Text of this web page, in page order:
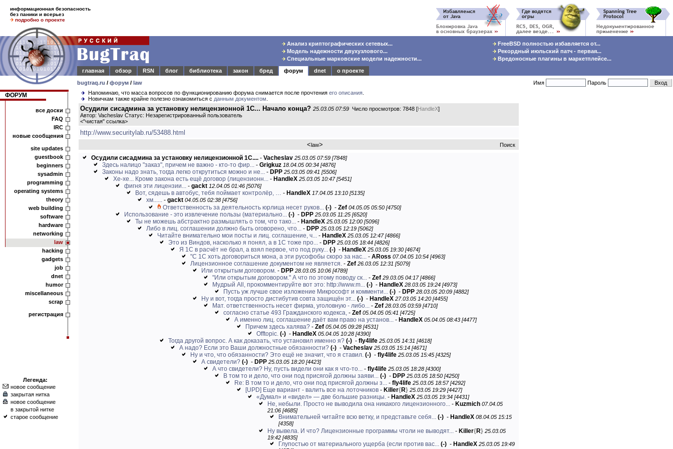
информационная безопасность
без паники и всерьез
подробно о проекте
Анализ криптографических сетевых...
Модель надежности двухузлового...
Специальные марковские модели надежности...
FreeBSD полностью избавляется от...
Рекордный июльский патч - первая...
Вредоносные плагины в маркетплейсе...
главная
обзор RSN блог библиотека закон бред форум dnet
о проекте
bugtraq.ru / форум / law Имя Пароль
ФОРУМ
все доски
FAQ
IRC
новые сообщения
site updates
guestbook
beginners
sysadmin
programming
operating systems
theory
web building
software
hardware
networking
law
hacking
gadgets
job
dnet
humor
miscellaneous
scrap
регистрация
Легенда:
новое сообщение
закрытая нитка
новое сообщение
в закрытой нитке
старое сообщение
Напоминаю, что масса вопросов по функционированию форума снимается после прочтения его описания
Новичкам также крайне полезно ознакомиться с данным документом
Осудили сисадмина за установку нелицензионной 1С... Начало конца? 25.03.05 07:59 Число просмотров: 7848 [HandleX]
Автор: Vacheslav Статус: Незарегистрированный пользователь
<"чистая" ссылка>
http://www.securitylab.ru/53488.html
<law> Поиск
Осудили сисадмина за установку нелицензионной 1С.... - Vacheslav 25.03.05 07:59 [7848]
Здесь налицо "заказ", причем не важно - кто-то фир... - Grigkuz 18.04.05 00:34 [4876]
Законы надо знать, тогда легко открутиться можно и не... - DPP 25.03.05 09:41 [5506]
Хе-хе... Кроме закона есть ещё договор (лицензионн... - HandleX 25.03.05 10:47 [5451]
фигня эти лицензии... - gackt 12.04.05 01:46 [5076]
Вот, сядешь в автобус, тебя поймает контролёр, … - HandleX 17.04.05 13:10 [5135]
хм...... - gackt 04.05.05 02:38 [4756]
Ответственность за деятельность юрлица несет руков... (-) - Zef 04.05.05 05:50 [4750]
Использование - это извлечение пользы (материально... (-) - DPP 25.03.05 11:25 [6520]
Ты не можешь абстрактно размышлять о том, что тако... - HandleX 25.03.05 12:00 [5096]
Либо в лиц. соглашении должно быть оговорено, что... - DPP 25.03.05 12:19 [5062]
Читайте внимательно мои посты и лиц. соглашение, ч... - HandleX 25.03.05 12:47 [4866]
Это из Виндов, насколько я понял, а в 1С тоже про... - DPP 25.03.05 18:44 [4826]
Я 1С в расчёт не брал, а взял первое, что под руку... (-) - HandleX 25.03.05 19:30 [4674]
"С 1С хоть договориться мона, а эти русофобы скоро за нас... - ARoss 07.04.05 10:54 [4963]
Лицензионное соглашение документом не является. - Zef 26.03.05 12:31 [5079]
Или открытым договором. - DPP 28.03.05 10:06 [4789]
"Или открытым договором." А что по этому поводу ск... - Zef 29.03.05 04:17 [4866]
Мудрый All, прокомментируйте вот это: http://www.m... (-) - HandleX 28.03.05 19:24 [4973]
Пусть уж лучше свое изложение Микрософт и комменти... (-) - DPP 28.03.05 20:09 [4882]
Ну и вот, тогда просто дистибутив совта защищён эт... (-) - HandleX 27.03.05 14:20 [4455]
Мат. ответственность несет фирма, уголовную - либо... - Zef 28.03.05 03:59 [4710]
согласно статье 493 Гражданского кодекса, - Zef 05.04.05 05:41 [4725]
А именно лиц. соглашение даёт вам право на установ... - HandleX 05.04.05 08:43 [4477]
Причем здесь халява? - Zef 05.04.05 09:28 [4531]
Offtopic. (-) - HandleX 05.04.05 10:28 [4390]
Тогда другой вопрос. А как доказать, что установил именно я? (-) - fly4life 25.03.05 14:31 [4618]
А надо? Если это Ваши должностные обязанности? (-) - Vacheslav 25.03.05 15:14 [4671]
Ну и что, что обязанности? Это ещё не значит, что я ставил. (-) - fly4life 25.03.05 15:45 [4325]
А свидетели? (-) - DPP 25.03.05 18:20 [4423]
А что свидетели? Ну, пусть видели они как я что-то... - fly4life 25.03.05 18:28 [4300]
В том то и дело, что они под присягой должны заяви... (-) - DPP 25.03.05 18:50 [4250]
Re: В том то и дело, что они под присягой должны з... - fly4life 25.03.05 18:57 [4292]
[UPD] Еще вариант - валить все на лоточников - Killer{R} 25.03.05 19:29 [4427]
«Думал» и «видел» — две большие разницы. - HandleX 25.03.05 19:34 [4431]
Не, небыли. Просто не выводила она никакого лицензионного... - Kuzmich 07.04.05
21:06 [4685]
Внимательней читайте всю ветку, и представьте себя... (-) - HandleX 08.04.05 15:15
[4358]
Ну вывела. И что? Лицензионные программы чтоли не выводят... - Killer{R} 25.03.05
19:42 [4835]
Глупостью от материального ущерба (если против вас... (-) - HandleX 25.03.05 19:49